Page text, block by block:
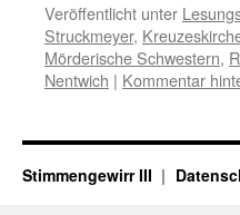
Veröffentlicht unter
Struckmeyer,
Mörderische Schwestern,
Nentwich | Kommentar
Stimmengewirr III